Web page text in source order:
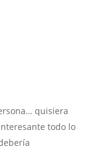
quisiera
todo lo